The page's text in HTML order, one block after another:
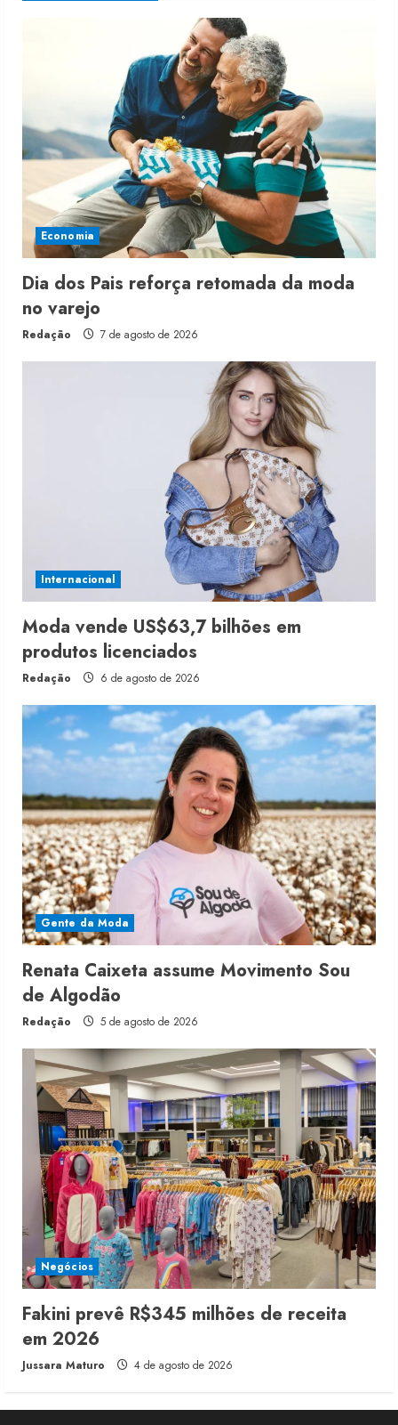
Economia
Dia dos Pais reforça retomada da moda
no varejo
Redação 7 de agosto de 2026
Internacional
Moda vende US$63,7 bilhões em
produtos licenciados
Redação 6 de agosto de 2026
Gente da Moda
Renata Caixeta assume Movimento Sou
de Algodão
Redação 5 de agosto de 2026
Negócios
Fakini prevê R$345 milhões de receita
em 2026
Jussara Maturo 4 de agosto de 2026